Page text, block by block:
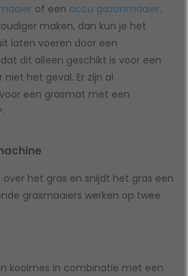
of een accu gazonmaaier.
maken, dan kun je het
laten voeren door een
dit alleen geschikt is voor een
het geval. Er zijn al
een grasmat met een
het gras en snijdt het gras een
grasmaaiers werken op twee
kooimes in combinatie met een